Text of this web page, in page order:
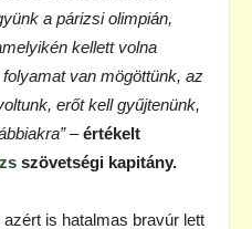
a párizsi olimpián,
kellett volna
van mögöttünk, az
erőt kell gyűjtenünk,
–értékelt
szövetségi kapitány.
is hatalmas bravúr lett